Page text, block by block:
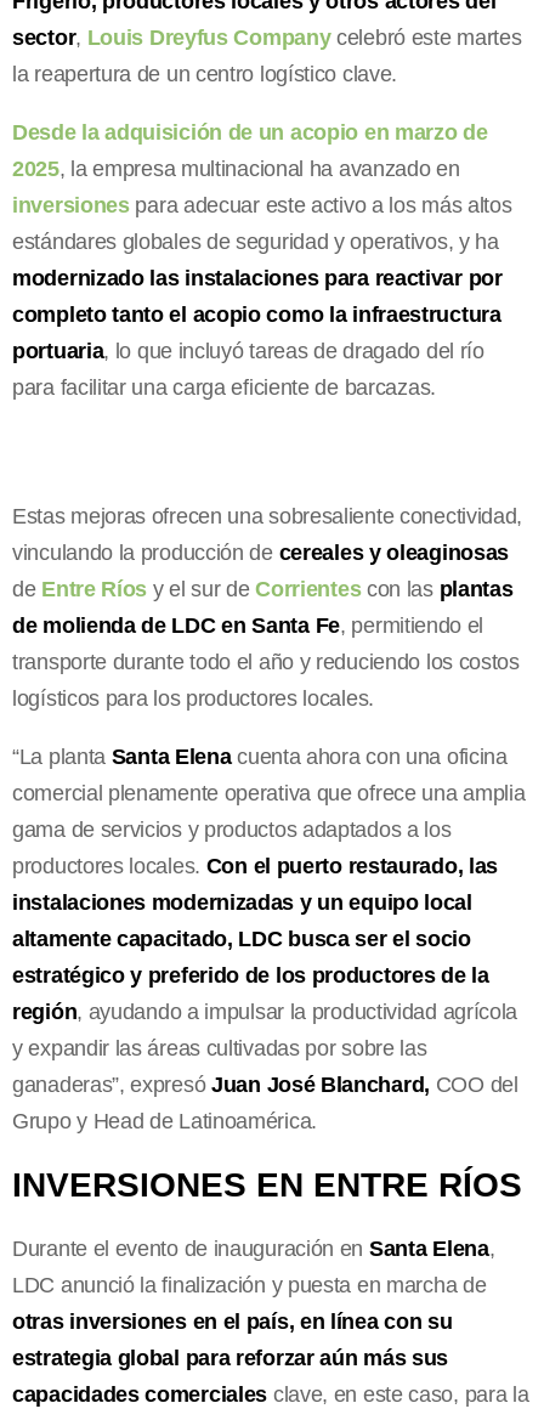
sector, Louis Dreyfus Companycelebró este martes
la reapertura de un centro logístico clave.
Desde la adquisición de un acopio en marzo de
2025, la empresa multinacional ha avanzado en
inversionespara adecuar este activo a los más altos
estándares globales de seguridad y operativos, y ha
modernizado las instalaciones para reactivar por
completo tanto el acopio como la infraestructura
portuaria, lo que incluyó tareas de dragado del río
para facilitar una carga eficiente de barcazas.
Estas mejoras ofrecen una sobresaliente conectividad,
vinculando la producción de cereales y oleaginosas
de Entre Ríos y el sur deCorrientescon las plantas
de molienda de LDC en Santa Fe, permitiendo el
transporte durante todo el año y reduciendo los costos
logísticos para los productores locales.
“La planta Santa Elenacuenta ahora con una oficina
comercial plenamente operativa que ofrece una amplia
gama de servicios y productos adaptados a los
productores locales. Con el puerto restaurado, las
instalaciones modernizadas y un equipo local
altamente capacitado, LDC busca ser el socio
estratégico y preferido de los productores de la
región, ayudando a impulsar la productividad agrícola
y expandir las áreas cultivadas por sobre las
ganaderas”, expresó Juan José Blanchard, COO del
Grupo y Head de Latinoamérica.
INVERSIONES EN ENTRE RÍOS
Durante el evento de inauguración en Santa Elena,
LDC anunció la finalización y puesta en marcha de
otras inversiones en el país, en línea con su
estrategia global para reforzar aún más sus
capacidades comerciales clave, en este caso, para la